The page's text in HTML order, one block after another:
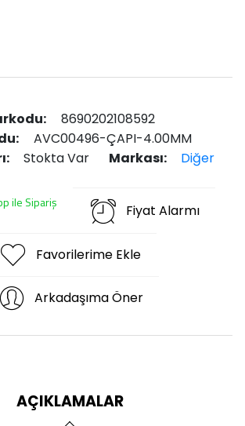
8690202108592
AVC00496-ÇAPI-4.00MM
Stokta Var Markası: Diğer
ile Sipariş Fiyat Alarmı
Favorilerime Ekle
Arkadaşıma Öner
AÇIKLAMALAR